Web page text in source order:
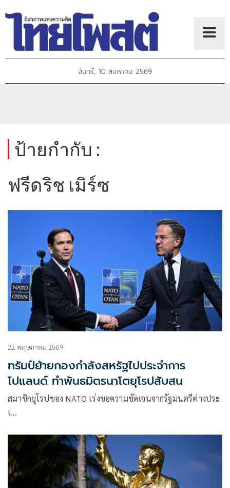
จันทร์, 10 สิงหาคม 2569
ป้ายกำกับ :
ฟรีดริช เมิร์ซ
22 พฤษภาคม 2569
ทรัมป์ย้ายกองกำลังสหรัฐไปประจำการ
โปแลนด์ ทำพันธมิตรนาโตยุโรปสับสน
สมาชิกยุโรปของ NATO เร่งขอความชัดเจนจากรัฐมนตรีต่างประ
เ…